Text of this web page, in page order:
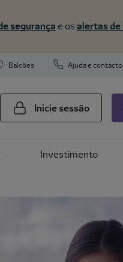
segurança e os alertas de
Balcões Ajuda e
Inicie sessão
Investimento